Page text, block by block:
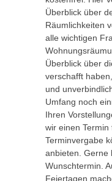
Überblick über
Räumlichkeiten
alle wichtigen
Überblick über
verschafft
und
Umfang noch
Ihren
wir einen
Terminvergabe
anbieten. Gerne
Wunschtermin.
Feiertagen